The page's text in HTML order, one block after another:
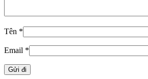
Tên *
Email *